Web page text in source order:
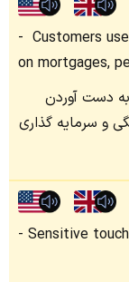
Customers
on mortgages,
دست آوردن
و سرمایه گذاری
Sensitive